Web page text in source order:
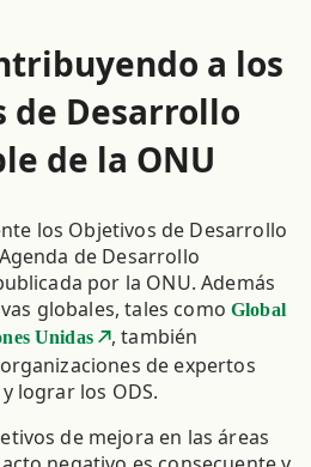
a los
de Desarrollo
de la ONU
los Objetivos de Desarrollo
de Desarrollo
por la ONU. Además
globales, tales comoGlobal
Unidas
, también
de expertos
lograr los ODS.
de mejora en las áreas